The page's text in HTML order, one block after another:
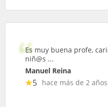
Es muy buena profe,
niñ@s ...
Manuel Reina
5 hace más de 2 años